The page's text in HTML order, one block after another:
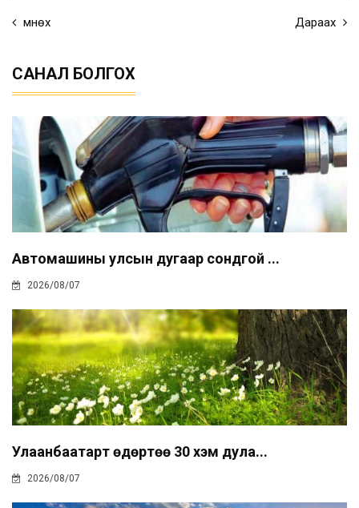
Өмнөх Дараах
САНАЛ БОЛГОХ
Автомашины улсын дугаар сондгой ...
2026/08/07
Улаанбаатарт өдөртөө 30 хэм дула...
2026/08/07